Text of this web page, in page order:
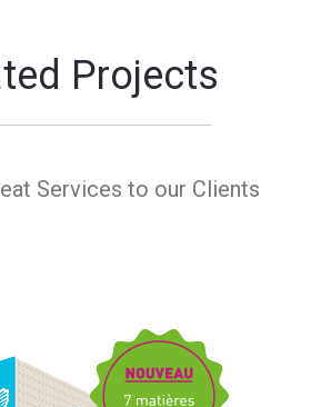
Projects
Services to our Clients